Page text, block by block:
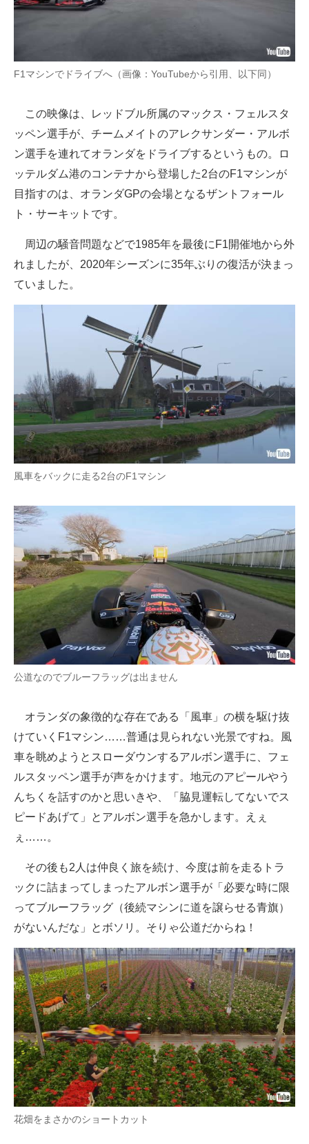
建設×テクノロジーの最前線
ちょっと気になるネットの話題
F1マシンでドライブへ（画像：YouTubeから引用、以下同）
この映像は、レッドブル所属のマックス・フェルスタ
ッペン選手が、チームメイトのアレクサンダー・アルボ
ン選手を連れてオランダをドライブするというもの。ロ
ッテルダム港のコンテナから登場した2台のF1マシンが
目指すのは、オランダGPの会場となるザントフォール
ト・サーキットです。
周辺の騒音問題などで1985年を最後にF1開催地から外
れましたが、2020年シーズンに35年ぶりの復活が決まっ
ていました。
風車をバックに走る2台のF1マシン
公道なのでブルーフラッグは出ません
オランダの象徴的な存在である「風車」の横を駆け抜
けていくF1マシン……普通は見られない光景ですね。風
車を眺めようとスローダウンするアルボン選手に、フェ
ルスタッペン選手が声をかけます。地元のアピールやう
んちくを話すのかと思いきや、「脇見運転してないでス
ピードあげて」とアルボン選手を急かします。えぇ
ぇ……。
その後も2人は仲良く旅を続け、今度は前を走るトラ
ックに詰まってしまったアルボン選手が「必要な時に限
ってブルーフラッグ（後続マシンに道を譲らせる青旗）
がないんだな」とボソリ。そりゃ公道だからね！
花畑をまさかのショートカット